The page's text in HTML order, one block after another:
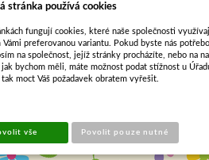
stránka používá cookies
fungují cookies, které naše společnosti
preferovanou variantu. Pokud byste nás
na společnost, jejíž stránky procházíte, nebo na
jak bychom měli, máte možnost podat stížnost u
tak moct Váš požadavek obratem vyřešit.
vše Povolit pouze nutné